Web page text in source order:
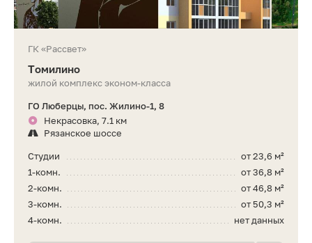
ГК «Рассвет»
Томилино
жилой комплекс эконом-класса
ГО Люберцы, пос. Жилино-1, 8
Некрасовка, 7.1 км
Рязанское шоссе
от 23,6 м²
Студии
от 36,8 м²
1-комн.
от 46,8 м²
2-комн.
от 50,3 м²
3-комн.
нет данных
4-комн.